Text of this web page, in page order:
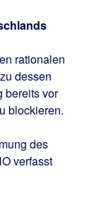
rationalen
dessen
bereits vor
blockieren.
des
verfasst